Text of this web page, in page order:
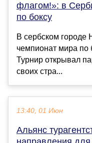
флагом!»: в
по боксу
В сербском городе
чемпионат мира по
Турнир открывал
своих стра...
13:40, 01 Июн
Альянс